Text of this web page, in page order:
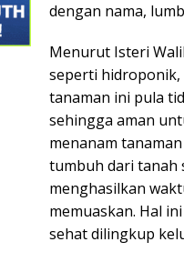
dengan nama,
Menurut Isteri
seperti hidroponik,
tanaman ini pula
sehingga aman
menanam
tumbuh dari tanah
menghasilkan
memuaskan. Hal
sehat dilingkup